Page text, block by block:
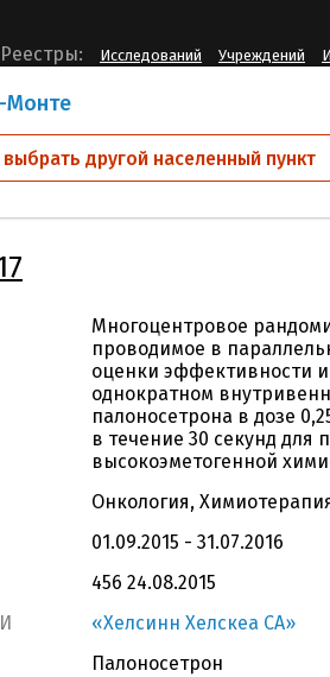
Монте
выбрать другой населенный пункт
Реестры: Исследований Учреждений
PALO-15-17
Многоцентровое
проводимое в
оценки эффективности и
однократном
палоносетрона в дозе
в течение 30 секунд
высокоэметогенной
Онкология,
01.09.2015 - 31.07.2016
456 24.08.2015
«Хелсинн Хелскеа СА»
Палоносетрон